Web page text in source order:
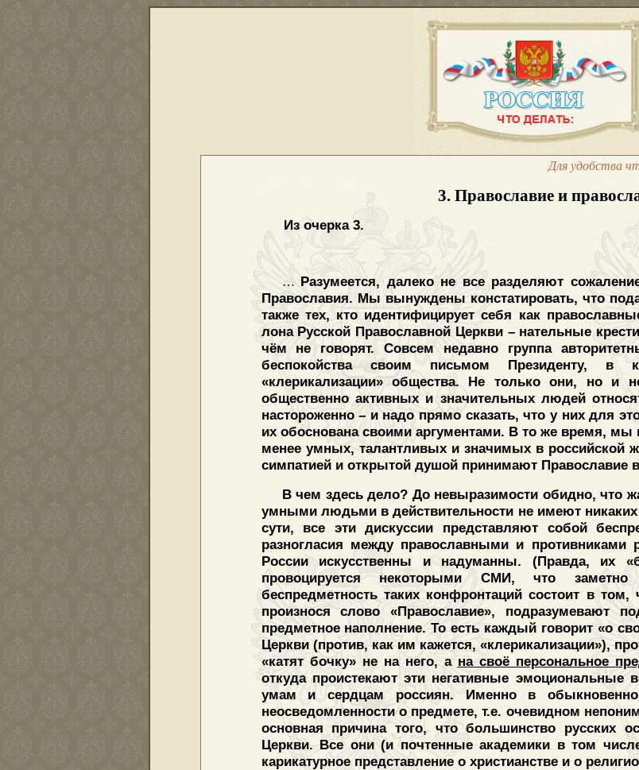
Для удобства
3. Православие и
Из очерка 3.
… Разумеется, далеко не все разделяют
Православия. Мы вынуждены констатировать, что
также тех, кто идентифицирует себя как
лона Русской Православной Церкви – нательные
чём не говорят. Совсем недавно группа
беспокойства своим письмом Президенту, в
«клерикализации» общества. Не только они, но и
общественно активных и значительных людей
настороженно – и надо прямо сказать, что у них для
их обоснована своими аргументами. В то же время,
менее умных, талантливых и значимых в российской
симпатией и открытой душой принимают Православие
В чем здесь дело? До невыразимости обидно, что
умными людьми в действительности не имеют
сути, все эти дискуссии представляют собой
разногласия между православными и противниками
России искусственны и надуманны. (Правда, их
провоцируется некоторыми СМИ, что
беспредметность таких конфронтаций состоит в
произнося слово «Православие», подразумевают
предметное наполнение. То есть каждый говорит «о
Церкви (против, как им кажется, «клерикализации»),
«катят бочку» не на него, а на своё персональное
откуда проистекают эти негативные
умам и сердцам россиян. Именно в
неосведомленности о предмете, т.е. очевидном
основная причина того, что большинство русских
Церкви. Все они (и почтенные академики в том
карикатурное представление о христианстве и о